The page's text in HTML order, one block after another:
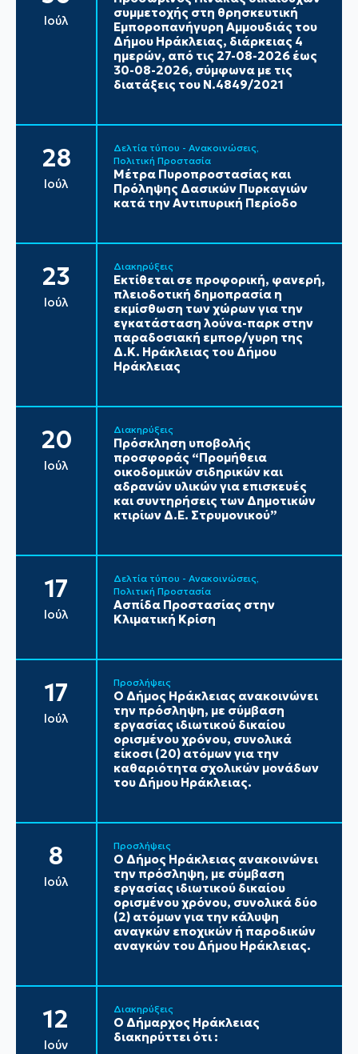
Ιούλ
συμμετοχής στη θρησκευτική
Εμποροπανήγυρη Αμμουδιάς του
Δήμου Ηράκλειας, διάρκειας 4
ημερών, από τις 27-08-2026 έως
30-08-2026, σύμφωνα με τις
διατάξεις του Ν.4849/2021
28
Ιούλ
Δελτία τύπου - Ανακοινώσεις
Πολιτική Προστασία
Μέτρα Πυροπροστασίας και
Πρόληψης Δασικών Πυρκαγιών
κατά την Αντιπυρική Περίοδο
23
Ιούλ
Διακηρύξεις
Εκτίθεται σε προφορική, φανερή,
πλειοδοτική δημοπρασία η
εκμίσθωση των χώρων για την
εγκατάσταση λούνα-παρκ στην
παραδοσιακή εμπορ/γυρη της
Δ.Κ. Ηράκλειας του Δήμου
Ηράκλειας
20
Ιούλ
Διακηρύξεις
Πρόσκληση υποβολής
προσφοράς “Προμήθεια
οικοδομικών σιδηρικών και
αδρανών υλικών για επισκευές
και συντηρήσεις των Δημοτικών
κτιρίων Δ.Ε. Στρυμονικού”
17
Ιούλ
Δελτία τύπου - Ανακοινώσεις
Πολιτική Προστασία
Ασπίδα Προστασίας στην
Κλιματική Κρίση
17
Ιούλ
Προσλήψεις
Ο Δήμος Ηράκλειας ανακοινώνει
την πρόσληψη, με σύμβαση
εργασίας ιδιωτικού δικαίου
ορισμένου χρόνου, συνολικά
είκοσι (20) ατόμων για την
καθαριότητα σχολικών μονάδων
του Δήμου Ηράκλειας.
8
Ιούλ
Προσλήψεις
Ο Δήμος Ηράκλειας ανακοινώνει
την πρόσληψη, με σύμβαση
εργασίας ιδιωτικού δικαίου
ορισμένου χρόνου, συνολικά δύο
(2) ατόμων για την κάλυψη
αναγκών εποχικών ή παροδικών
αναγκών του Δήμου Ηράκλειας.
12
Ιούν
Διακηρύξεις
Ο Δήμαρχος Ηράκλειας
διακηρύττει ότι :